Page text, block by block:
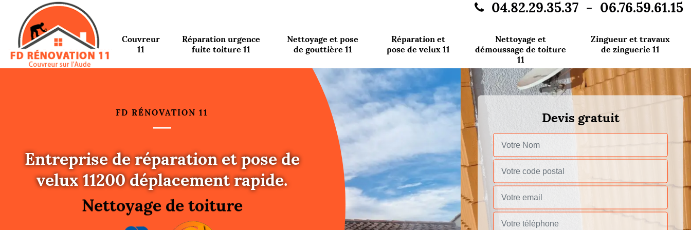
04.82.29.35.37 - 06.76.59.61.15
Couvreur
11
Réparation urgence
fuite toiture 11
Nettoyage et pose
de gouttière 11
Réparation et
pose de velux 11
Nettoyage et
démoussage de toiture
11
Zingueur et travaux
de zinguerie 11
FD RÉNOVATION 11
Entreprise de réparation et pose de
velux 11200 déplacement rapide.
Urgence fuite toiture
Changement de toiture
Nettoyage de toiture
Devis gratuit